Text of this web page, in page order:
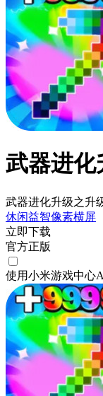
武器进化
武器进化升级之升
休闲益智像素横屏
立即下载
官方正版
使用小米游戏中心